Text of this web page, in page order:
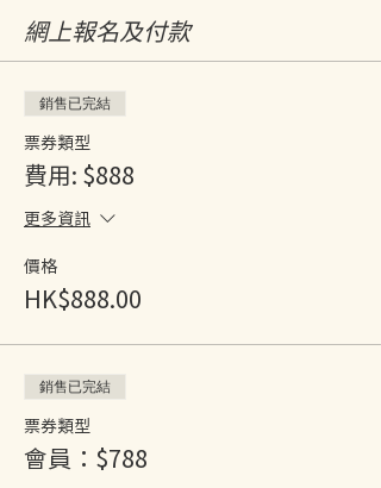
網上報名及付款
銷售已完結
票券類型
費用: $888
更多資訊
價格
HK$888.00
銷售已完結
票券類型
會員：$788